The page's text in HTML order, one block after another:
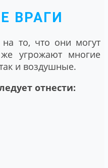
ВРАГИ
на то, что они могут
угрожают многие
и воздушные.
отнести: